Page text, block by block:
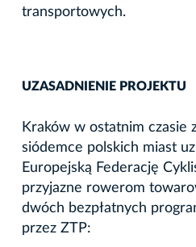
transportowych.
UZASADNIENIE PROJEKTU
Kraków w ostatnim czasie
siódemce polskich miast
Europejską Federację
przyjazne rowerom
dwóch bezpłatnych
przez ZTP: